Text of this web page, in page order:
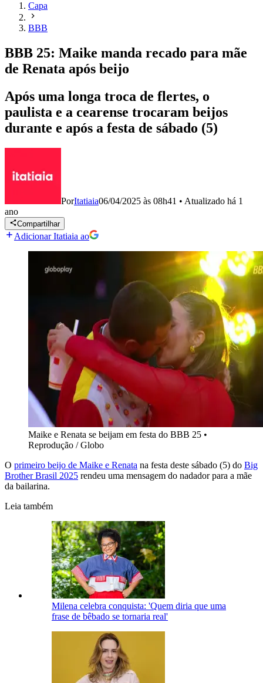
Capa
BBB
BBB 25: Maike manda recado para mãe
de Renata após beijo
Após uma longa troca de flertes, o
paulista e a cearense trocaram beijos
durante e após a festa de sábado (5)
PorItatiaia06/04/2025 às 08h41 • Atualizado há 1
ano
Compartilhar
Adicionar Itatiaia ao
Maike e Renata se beijam em festa do BBB 25 •
Reprodução / Globo
O primeiro beijo de Maike e Renata na festa deste sábado (5) do Big
Brother Brasil 2025 rendeu uma mensagem do nadador para a mãe
da bailarina.
Leia também
Milena celebra conquista: 'Quem diria que uma
frase de bêbado se tornaria real'